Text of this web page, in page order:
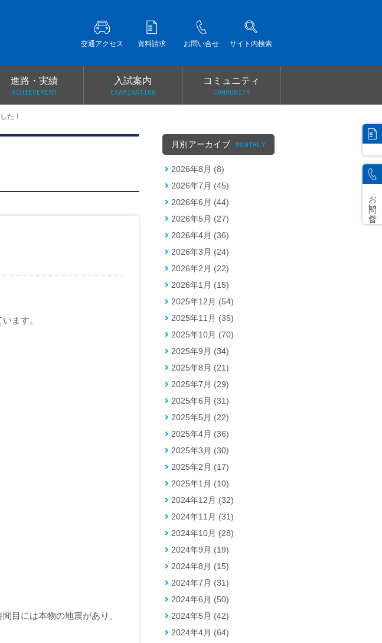
お問い合せ
交通アクセス 資料請求 お問い合せ サイト内検索
た！
進路・実績
ACHIEVEMENT
入試案内
EXAMINATION
コミュニティ
COMMUNITY
ます。
目には本物の地震があり、
月別アーカイブ MONTHLY
2026年8月 (8)
2026年7月 (45)
2026年6月 (44)
2026年5月 (27)
2026年4月 (36)
2026年3月 (24)
2026年2月 (22)
2026年1月 (15)
2025年12月 (54)
2025年11月 (35)
2025年10月 (70)
2025年9月 (34)
2025年8月 (21)
2025年7月 (29)
2025年6月 (31)
2025年5月 (22)
2025年4月 (36)
2025年3月 (30)
2025年2月 (17)
2025年1月 (10)
2024年12月 (32)
2024年11月 (31)
2024年10月 (28)
2024年9月 (19)
2024年8月 (15)
2024年7月 (31)
2024年6月 (50)
2024年5月 (42)
2024年4月 (64)